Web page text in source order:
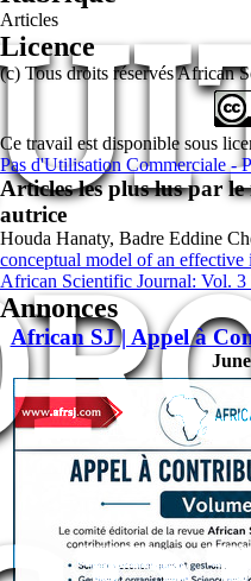
Articles
Licence
(c) Tous droits réservés African
Ce travail est disponible sous
Pas d'Utilisation Commerciale -
Articles les plus lus par
autrice
Houda Hanaty, Badre Eddine
conceptual model of an
African Scientific Journal: Vol.
Annonces
African SJ | Appel à